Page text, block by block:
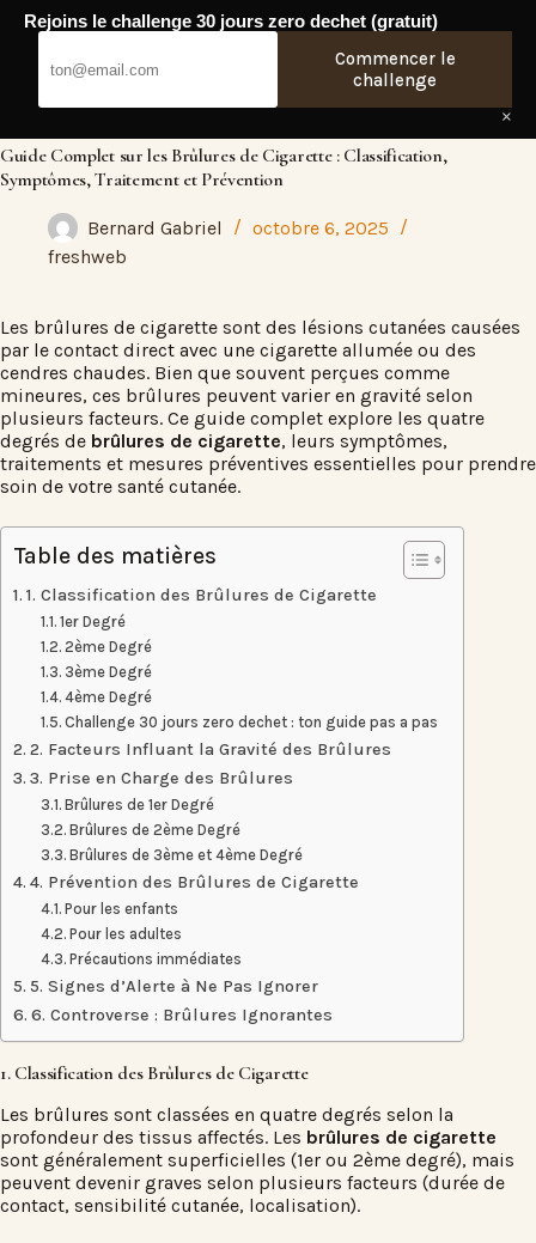
Passer
Guide Complet sur les Brûlures de Cigarette : Classification,
Symptômes, Traitement et Prévention
Bernard Gabriel
octobre 6, 2025
freshweb
Les brûlures de cigarette sont des lésions cutanées causées
par le contact direct avec une cigarette allumée ou des
cendres chaudes. Bien que souvent perçues comme
mineures, ces brûlures peuvent varier en gravité selon
plusieurs facteurs. Ce guide complet explore les quatre
degrés de brûlures de cigarette, leurs symptômes,
traitements et mesures préventives essentielles pour prendre
soin de votre santé cutanée.
Table des matières
1. Classification des Brûlures de Cigarette
1er Degré
2ème Degré
3ème Degré
4ème Degré
Challenge 30 jours zero dechet : ton guide pas a pas
2. Facteurs Influant la Gravité des Brûlures
3. Prise en Charge des Brûlures
Brûlures de 1er Degré
Brûlures de 2ème Degré
Brûlures de 3ème et 4ème Degré
4. Prévention des Brûlures de Cigarette
Pour les enfants
Pour les adultes
Précautions immédiates
5. Signes d’Alerte à Ne Pas Ignorer
6. Controverse : Brûlures Ignorantes
1. Classification des Brûlures de Cigarette
Les brûlures sont classées en quatre degrés selon la
profondeur des tissus affectés. Les brûlures de cigarette
sont généralement superficielles (1er ou 2ème degré), mais
peuvent devenir graves selon plusieurs facteurs (durée de
contact, sensibilité cutanée, localisation).
Rejoins le challenge 30 jours zero dechet (gratuit)
Commencer le
challenge
×